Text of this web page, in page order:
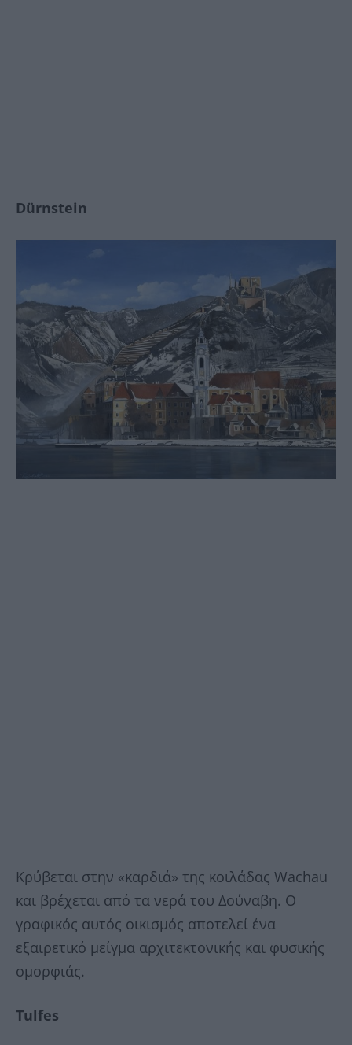
Dürnstein
Κρύβεται στην «καρδιά» της κοιλάδας Wachau
και βρέχεται από τα νερά του Δούναβη. Ο
γραφικός αυτός οικισμός αποτελεί ένα
εξαιρετικό μείγμα αρχιτεκτονικής και φυσικής
ομορφιάς.
Tulfes